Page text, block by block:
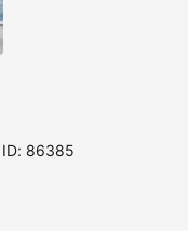
ID: 86385